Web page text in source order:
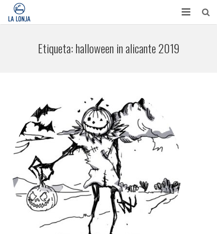
APARTAMENTOS
Etiqueta:halloween in alicante 2019